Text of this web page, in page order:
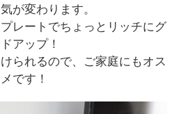
が変わります。
レートでちょっとリッチにグ
アップ！
られるので、ご家庭にもオス
です！